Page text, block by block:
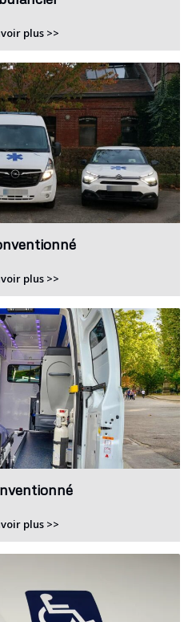
plus >>
plus >>
plus >>